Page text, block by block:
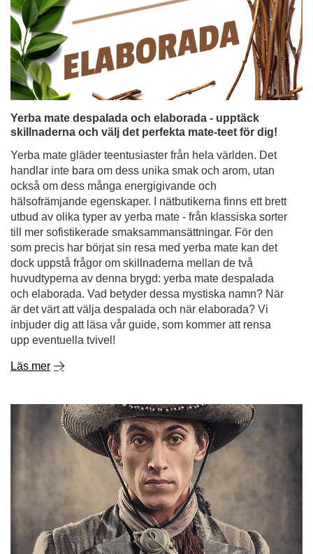
Yerba mate despalada och elaborada - upptäck
skillnaderna och välj det perfekta mate-teet för dig!
Yerba mate gläder teentusiaster från hela världen. Det
handlar inte bara om dess unika smak och arom, utan
också om dess många energigivande och
hälsofrämjande egenskaper. I nätbutikerna finns ett brett
utbud av olika typer av yerba mate - från klassiska sorter
till mer sofistikerade smaksammansättningar. För den
som precis har börjat sin resa med yerba mate kan det
dock uppstå frågor om skillnaderna mellan de två
huvudtyperna av denna brygd: yerba mate despalada
och elaborada. Vad betyder dessa mystiska namn? När
är det värt att välja despalada och när elaborada? Vi
inbjuder dig att läsa vår guide, som kommer att rensa
upp eventuella tvivel!
Läs mer